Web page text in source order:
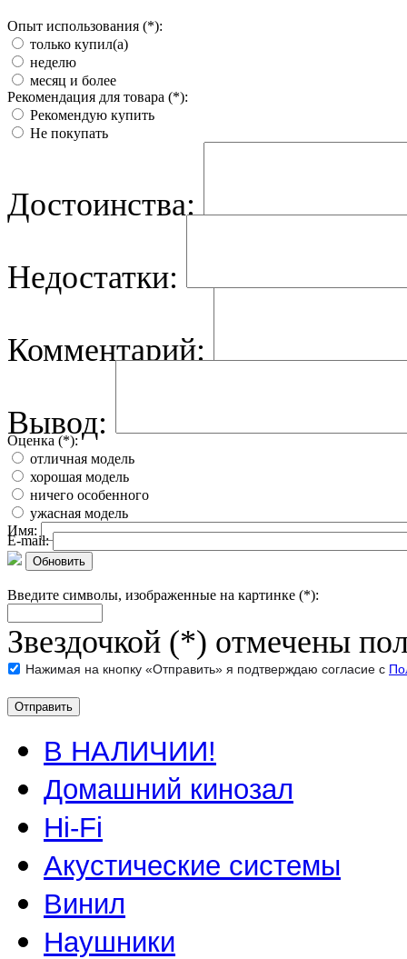
Опыт использования (*):
только купил(а)
неделю
месяц и более
Рекомендация для товара (*):
Рекомендую купить
Не покупать
Достоинства:
Недостатки:
Комментарий:
Вывод:
Оценка (*):
отличная модель
хорошая модель
ничего особенного
ужасная модель
Имя:
E-mail:
Обновить
Введите символы, изображенные на картинке (*):
Звездочкой (*) отмечены
Нажимая на кнопку «Отправить» я подтверждаю согласие с
В НАЛИЧИИ!
Домашний кинозал
Hi-Fi
Акустические системы
Винил
Наушники